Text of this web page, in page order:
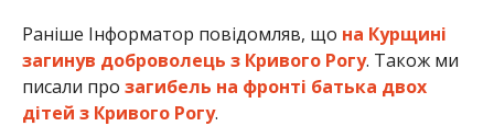
Раніше Інформатор повідомляв, що на Курщині
загинув доброволець з Кривого Рогу. Також ми
писали про загибель на фронті батька двох
дітей з Кривого Рогу.